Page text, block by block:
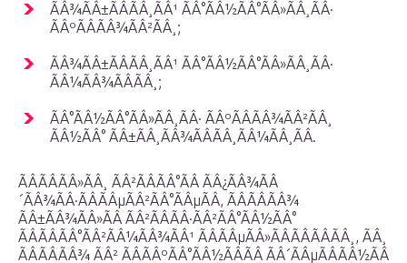
ÃÂ¾ÃÂ±ÃÂÃÂ¸ÃÂ¹ ÃÂ°ÃÂ½ÃÂ°ÃÂ»ÃÂ¸ÃÂ·
ÃÂºÃÂÃÂ¾ÃÂ²ÃÂ¸;
ÃÂ¾ÃÂ±ÃÂÃÂ¸ÃÂ¹ ÃÂ°ÃÂ½ÃÂ°ÃÂ»ÃÂ¸ÃÂ·
ÃÂ¼ÃÂ¾ÃÂÃÂ¸;
ÃÂ°ÃÂ½ÃÂ°ÃÂ»ÃÂ¸ÃÂ· ÃÂºÃÂÃÂ¾ÃÂ²ÃÂ¸
ÃÂ½ÃÂ° ÃÂ±ÃÂ¸ÃÂ¾ÃÂÃÂ¸ÃÂ¼ÃÂ¸ÃÂ.
ÃÂÃÂÃÂ»ÃÂ¸ ÃÂ²ÃÂÃÂ°ÃÂ ÃÂ¿ÃÂ¾ÃÂ
´ÃÂ¾ÃÂ·ÃÂÃÂµÃÂ²ÃÂ°ÃÂµÃÂ, ÃÂÃÂÃÂ¾
ÃÂ±ÃÂ¾ÃÂ»ÃÂ ÃÂ²ÃÂÃÂ·ÃÂ²ÃÂ°ÃÂ½ÃÂ°
ÃÂÃÂÃÂ°ÃÂ²ÃÂ¼ÃÂ¾ÃÂ¹ ÃÂÃÂµÃÂ»ÃÂÃÂÃÂÃÂ¸, ÃÂ¸
ÃÂÃÂÃÂ¾ ÃÂ² ÃÂÃÂºÃÂ°ÃÂ½ÃÂÃÂ ÃÂ´ÃÂµÃÂÃÂ½ÃÂ